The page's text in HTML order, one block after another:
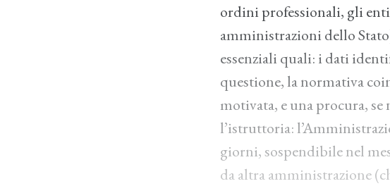
ordini professionali, gli
amministrazioni dello
essenziali quali: i dati
questione, la normativa
motivata, e una procura,
l’istruttoria:
giorni, sospendibile nel
da altra amministrazione